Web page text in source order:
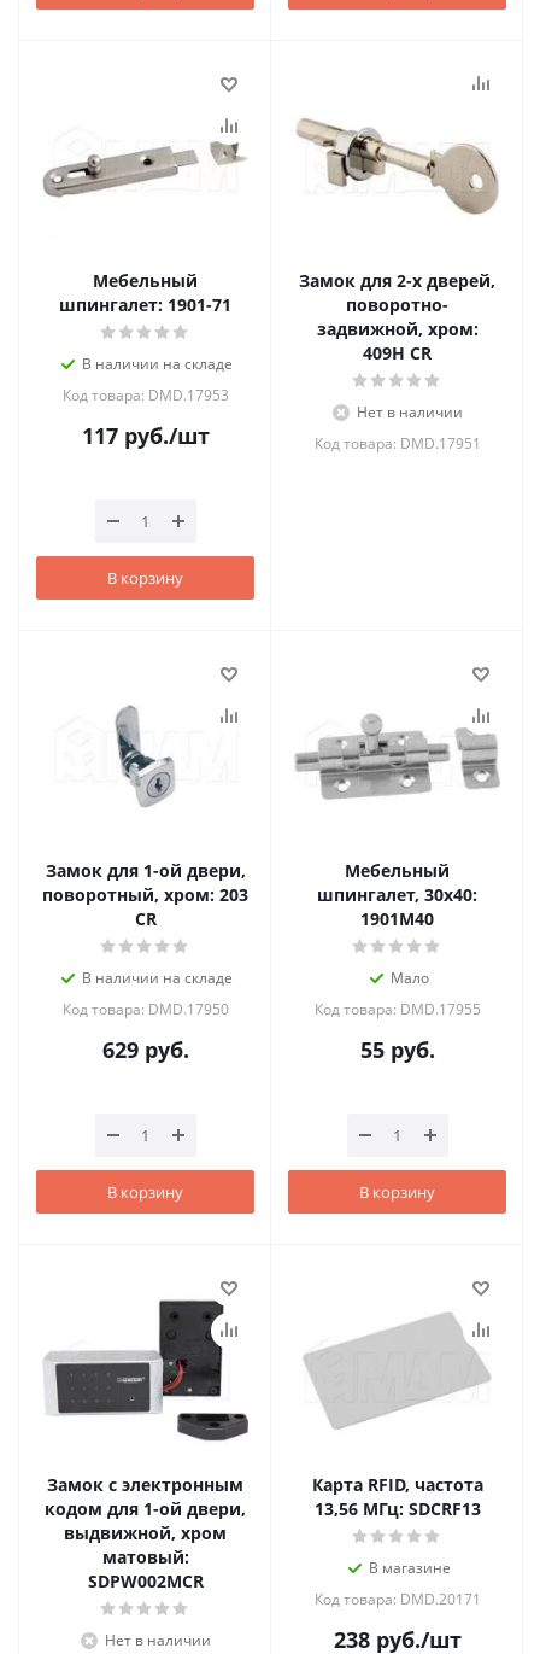
Мебельный
шпингалет: 1901-71
В наличии на складе
Код товара: DMD.17953
117руб./шт
В корзину
Замок для 2-х дверей,
поворотно-
задвижной, хром:
409H CR
Нет в наличии
Код товара: DMD.17951
Замок для 1-ой двери,
поворотный, хром: 203
CR
В наличии на складе
Код товара: DMD.17950
629руб.
В корзину
Мебельный
шпингалет, 30х40:
1901M40
Мало
Код товара: DMD.17955
55руб.
В корзину
Замок с электронным
кодом для 1-ой двери,
выдвижной, хром
матовый:
SDPW002MCR
Нет в наличии
Карта RFID, частота
13,56 МГц: SDCRF13
В магазине
Код товара: DMD.20171
238руб./шт